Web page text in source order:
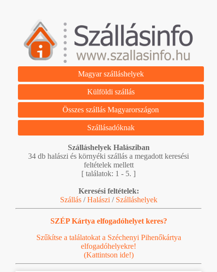
Magyar szálláshelyek
Külföldi szállás
Összes szállás Magyarországon
Szállásadóknak
Szálláshelyek Halásziban
34 db halászi és környéki szállás a megadott keresési
feltételek mellett
[ találatok: 1 - 5. ]
Keresési feltételek:
Szállás/Halászi / Szálláshelyek
SZÉP Kártya elfogadóhelyet keres?
Szűkítse a találatokat a Széchenyi Pihenőkártya
elfogadóhelyekre!
(Kattintson ide!)